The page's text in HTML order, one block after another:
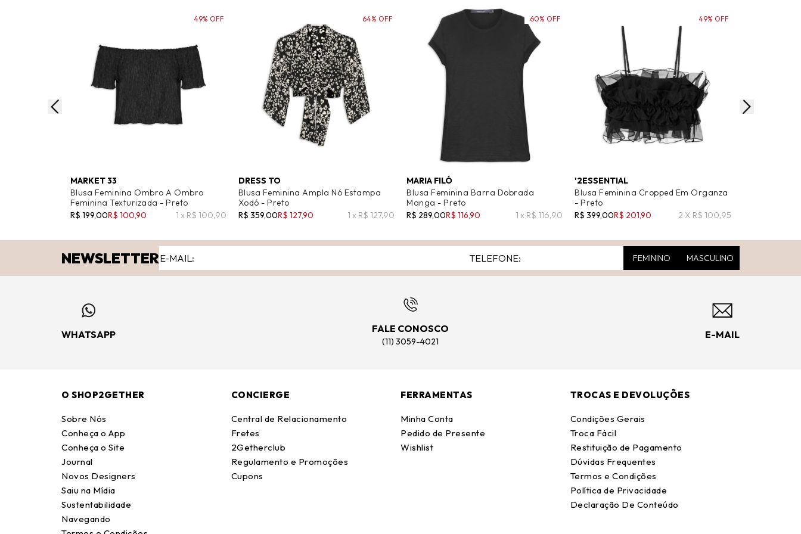
MARKET 33
Blusa Feminina Ombro A Ombro
Feminina Texturizada - Preto
R$ 199,00R$ 100,90 1 x R$ 100,90
49% OFF
DRESS TO
Blusa Feminina Ampla Nó Estampa
Xodó - Preto
R$ 359,00R$ 127,90 1 x R$ 127,90
64% OFF
MARIA FILÓ
Blusa Feminina Barra Dobrada
Manga - Preto
R$ 289,00R$ 116,90 1 x R$ 116,90
60% OFF
'2ESSENTIAL
Blusa Feminina Cropped Em Organza
- Preto
R$ 399,00R$ 201,90 2 X R$ 100,95
49% OFF
NEWSLETTER FEMININO MASCULINO
WHATSAPP
FALE CONOSCO
(11) 3059-4021
E-MAIL
O SHOP2GETHER
Sobre Nós
Conheça o App
Conheça o Site
Journal
Novos Designers
Saiu na Mídia
Sustentabilidade
Navegando
CONCIERGE
Central de Relacionamento
Fretes
2Getherclub
Regulamento e Promoções
Cupons
FERRAMENTAS
Minha Conta
Pedido de Presente
Wishlist
TROCAS E DEVOLUÇÕES
Condições Gerais
Troca Fácil
Restituição de Pagamento
Dúvidas Frequentes
Termos e Condições
Política de Privacidade
Declaração De Conteúdo